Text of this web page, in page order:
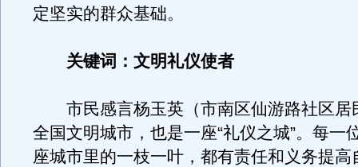
定坚实的群众基础。
关键词：文明礼仪使者
市民感言杨玉英（市南区仙游路社区居
全国文明城市，也是一座“礼仪之城”。每一
座城市里的一枝一叶，都有责任和义务提高